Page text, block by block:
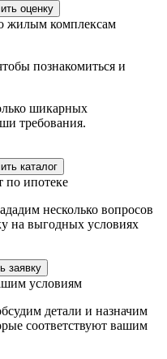
оценку
жилым комплексам
познакомиться и
шикарных
требования.
каталог
по ипотеке
несколько вопросов
на выгодных условиях
заявку
условиям
детали и назначим
соответствуют вашим